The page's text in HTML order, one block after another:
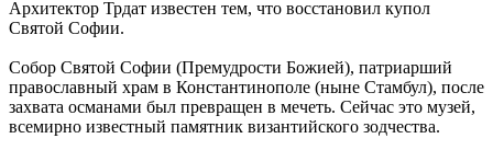
Архитектор Трдат известен тем, что восстановил купол
Святой Софии.
Собор Святой Софии (Премудрости Божией), патриарший
православный храм в Константинополе (ныне Стамбул), после
захвата османами был превращен в мечеть. Сейчас это музей,
всемирно известный памятник византийского зодчества.